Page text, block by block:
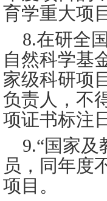
育学重大项
8.在研全
自然科学基
家级科研项
负责人，不
项证书标注
9.“国家
员，同年度
项目。